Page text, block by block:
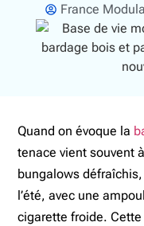
France
Quand on évoque la
tenace vient souvent
bungalows
l’été, avec une
cigarette froide.